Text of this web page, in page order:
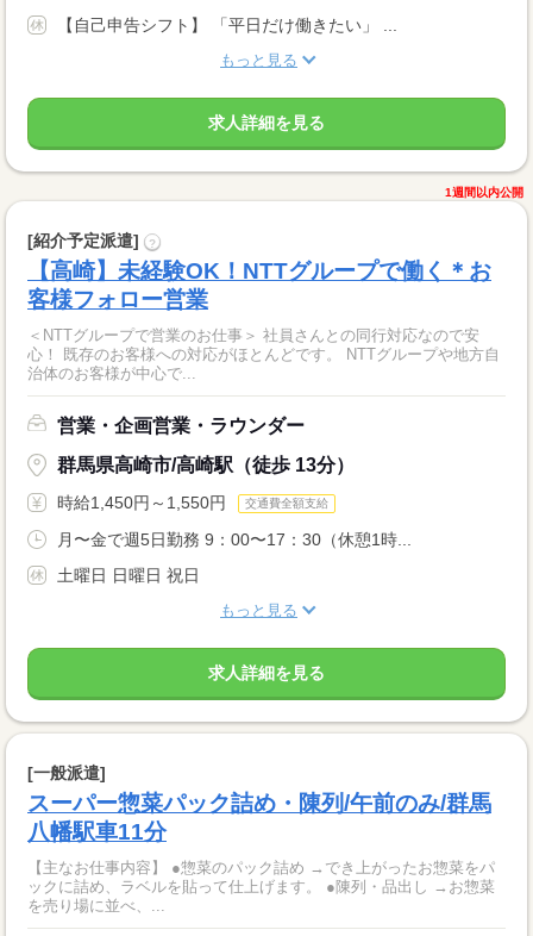
【自己申告シフト】 「平日だけ働きたい」 ...
もっと見る
求人詳細を見る
1週間以内公開
[紹介予定派遣] ?
【高崎】未経験OK！NTTグループで働く＊お
客様フォロー営業
＜NTTグループで営業のお仕事＞ 社員さんとの同行対応なので安
心！ 既存のお客様への対応がほとんどです。 NTTグループや地方自
治体のお客様が中心で...
営業・企画営業・ラウンダー
群馬県高崎市/高崎駅（徒歩 13分）
時給1,450円～1,550円 交通費全額支給
月〜金で週5日勤務 9：00〜17：30（休憩1時...
土曜日 日曜日 祝日
もっと見る
求人詳細を見る
[一般派遣]
スーパー惣菜パック詰め・陳列/午前のみ/群馬
八幡駅車11分
【主なお仕事内容】 ●惣菜のパック詰め →でき上がったお惣菜をパ
ックに詰め、ラベルを貼って仕上げます。 ●陳列・品出し →お惣菜
を売り場に並べ、...